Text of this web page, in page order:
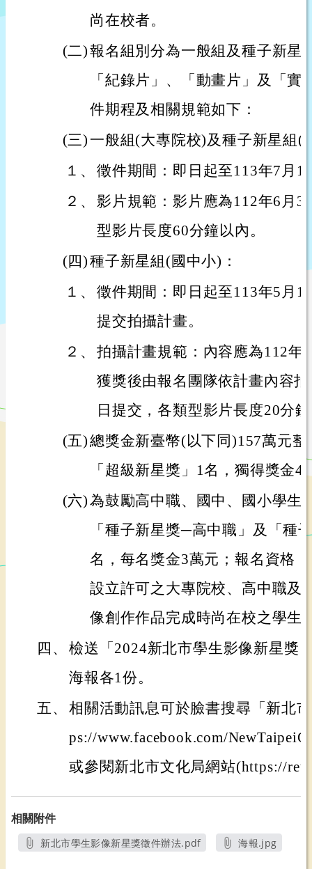
尚在校者。
(二)報名組別分為一般組及種子新星
「紀錄片」、「動畫片」及「
件期程及相關規範如下：
(三) 一般組(大專院校)及種子新星組(
１、 徵件期間：即日起至113年7月
２、 影片規範：影片應為112年6月
型影片長度60分鐘以內。
(四)種子新星組(國中小)：
１、 徵件期間：即日起至113年5月
提交拍攝計畫。
２、 拍攝計畫規範：內容應為112年
獲獎後由報名團隊依計畫內容
日提交，各類型影片長度20分
(五)總獎金新臺幣(以下同)157萬元
「超級新星獎」1名，獨得獎金
(六)為鼓勵高中職、國中、國小學生
「種子新星獎─高中職」及「種
名，每名獎金3萬元；報名資格
設立許可之大專院校、高中職及
像創作作品完成時尚在校之學生
四、 檢送「2024新北市學生影像新星獎
海報各1份。
五、 相關活動訊息可於臉書搜尋「新北
ps://www.facebook.com/
或參閱新北市文化局網站(https://
相關附件
新北市學生影像新星獎徵件辦法.pdf
海報.jpg